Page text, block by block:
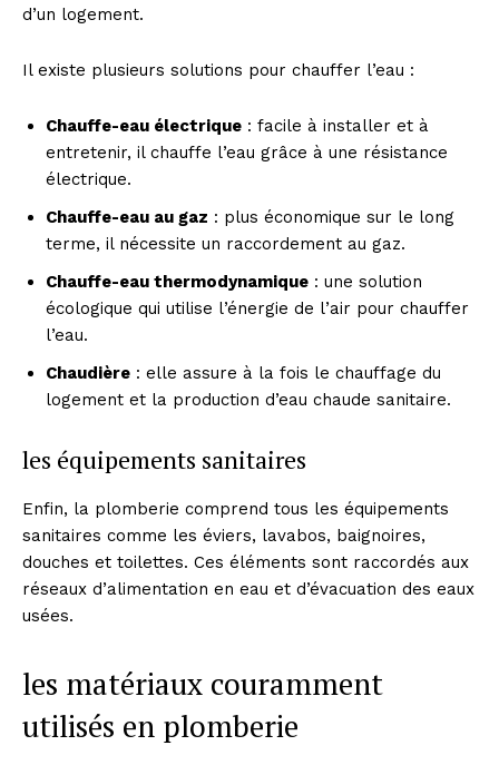
d’un logement.
Il existe plusieurs solutions pour chauffer l’eau :
Chauffe-eau électrique : facile à installer et à
entretenir, il chauffe l’eau grâce à une résistance
électrique.
Chauffe-eau au gaz : plus économique sur le long
terme, il nécessite un raccordement au gaz.
Chauffe-eau thermodynamique : une solution
écologique qui utilise l’énergie de l’air pour chauffer
l’eau.
Chaudière : elle assure à la fois le chauffage du
logement et la production d’eau chaude sanitaire.
les équipements sanitaires
Enfin, la plomberie comprend tous les équipements
sanitaires comme les éviers, lavabos, baignoires,
douches et toilettes. Ces éléments sont raccordés aux
réseaux d’alimentation en eau et d’évacuation des eaux
usées.
les matériaux couramment
utilisés en plomberie